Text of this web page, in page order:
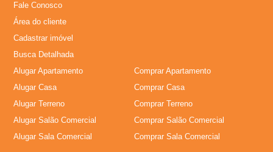
Fale Conosco
Área do cliente
Cadastrar imóvel
Busca Detalhada
Alugar Apartamento
Alugar Casa
Alugar Terreno
Alugar Salão Comercial
Alugar Sala Comercial
Comprar Apartamento
Comprar Casa
Comprar Terreno
Comprar Salão Comercial
Comprar Sala Comercial